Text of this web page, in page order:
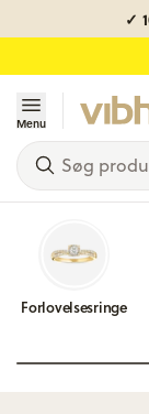
Menu
Forlovelsesringe